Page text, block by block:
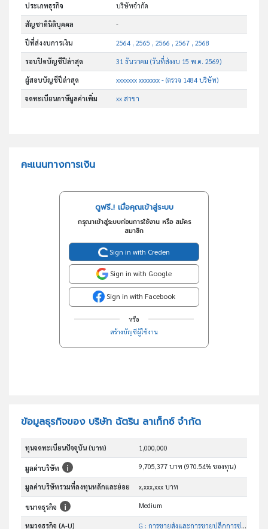
ประเภทธุรกิจ บริษัทจำกัด
สัญชาตินิติบุคคล -
ปีที่ส่งงบการเงิน 2564 , 2565 , 2566 , 2567 , 2568
รอบปิดบัญชีปีล่าสุด 31 ธันวาคม (วันที่ส่งงบ 15 พ.ค. 2569)
ผู้สอบบัญชีปีล่าสุด xxxxxxx xxxxxxx - (ตรวจ 1484 บริษัท)
จดทะเบียนภาษีมูลค่าเพิ่ม xx สาขา
คะแนนทางการเงิน
ดูฟรี..! เมื่อคุณเข้าสู่ระบบ
กรุณาเข้าสู่ระบบก่อนการใช้งาน หรือ สมัคร
สมาชิก
Sign in with Creden
Sign in with Google
Sign in with Facebook
หรือ
สร้างบัญชีผู้ใช้งาน
ข้อมูลธุรกิจของ บริษัท ฉัตริน ลาเท็กซ์ จำกัด
ทุนจดทะเบียนปัจจุบัน (บาท) 1,000,000
มูลค่าบริษัท 9,705,377 บาท (970.54% ของทุน)
มูลค่าบริษัทรวมที่ลงทุนหลักและย่อย x,xxx,xxx บาท
ขนาดธุรกิจ Medium
หมวดธุรกิจ (A-U) G : การขายส่งและการขายปลีกการซ่อมยานยนต์และ จักรยานยนต์